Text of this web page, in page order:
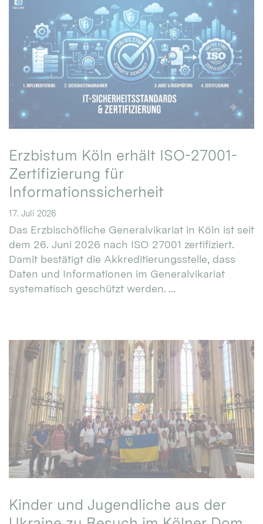
Erzbistum Köln erhält ISO-27001-
Zertifizierung für
Informationssicherheit
17. Juli 2026
Das Erzbischöfliche Generalvikariat in Köln ist seit
dem 26. Juni 2026 nach ISO 27001 zertifiziert.
Damit bestätigt die Akkreditierungsstelle, dass
Daten und Informationen im Generalvikariat
systematisch geschützt werden. ...
Kinder und Jugendliche aus der